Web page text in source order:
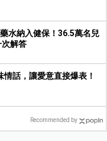
水納入健保！36.5萬名兒
解答
話，讓愛意直接爆表！
Recommended by